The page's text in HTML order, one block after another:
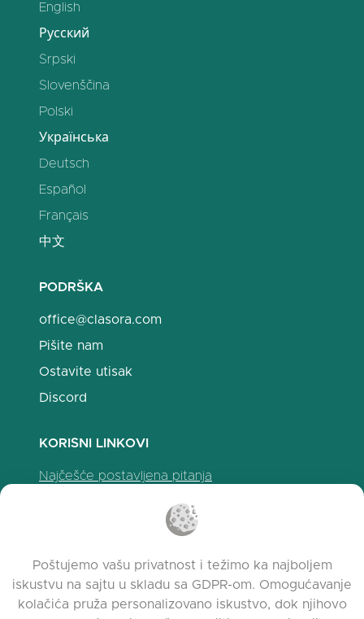
English
Русский
Srpski
Slovenščina
Polski
Українська
Deutsch
Español
Français
中文
PODRŠKA
office@clasora.com
Pišite nam
Ostavite utisak
Discord
KORISNI LINKOVI
Najčešće postavljena pitanja
Politika upotrebe kolačića
Napomene o izdanju
Poštujemo vašu privatnost i težimo ka najboljem
iskustvu na sajtu u skladu sa GDPR-om. Omogućavanje
kolačića pruža personalizovano iskustvo, dok njihovo